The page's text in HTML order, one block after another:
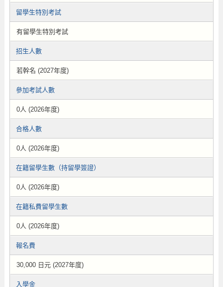
留學生特別考試
有留學生特別考試
招生人數
若幹名 (2027年度)
參加考試人數
0人 (2026年度)
合格人數
0人 (2026年度)
在籍留學生數（持留學簽證）
0人 (2026年度)
在籍私費留學生數
0人 (2026年度)
報名費
30,000 日元 (2027年度)
入學金